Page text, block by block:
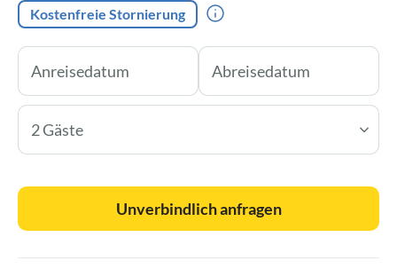
Kostenfreie Stornierung
2 Gäste
Unverbindlich anfragen